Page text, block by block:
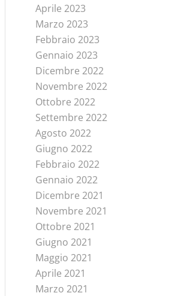
Aprile 2023
Marzo 2023
Febbraio 2023
Gennaio 2023
Dicembre 2022
Novembre 2022
Ottobre 2022
Settembre 2022
Agosto 2022
Giugno 2022
Febbraio 2022
Gennaio 2022
Dicembre 2021
Novembre 2021
Ottobre 2021
Giugno 2021
Maggio 2021
Aprile 2021
Marzo 2021